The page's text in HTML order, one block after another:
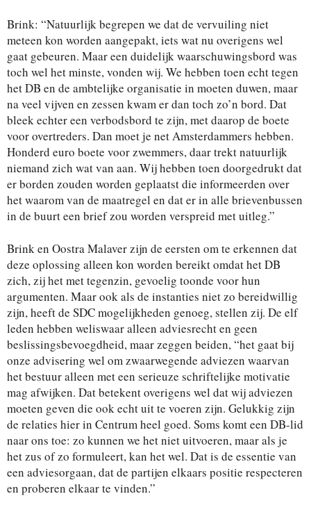
Brink: “Natuurlijk begrepen we dat de vervuiling niet
meteen kon worden aangepakt, iets wat nu overigens wel
gaat gebeuren. Maar een duidelijk waarschuwingsbord was
toch wel het minste, vonden wij. We hebben toen echt tegen
het DB en de ambtelijke organisatie in moeten duwen, maar
na veel vijven en zessen kwam er dan toch zo’n bord. Dat
bleek echter een verbodsbord te zijn, met daarop de boete
voor overtreders. Dan moet je net Amsterdammers hebben.
Honderd euro boete voor zwemmers, daar trekt natuurlijk
niemand zich wat van aan. Wij hebben toen doorgedrukt dat
er borden zouden worden geplaatst die informeerden over
het waarom van de maatregel en dat er in alle brievenbussen
in de buurt een brief zou worden verspreid met uitleg.”
Brink en Oostra Malaver zijn de eersten om te erkennen dat
deze oplossing alleen kon worden bereikt omdat het DB
zich, zij het met tegenzin, gevoelig toonde voor hun
argumenten. Maar ook als de instanties niet zo bereidwillig
zijn, heeft de SDC mogelijkheden genoeg, stellen zij. De elf
leden hebben weliswaar alleen adviesrecht en geen
beslissingsbevoegdheid, maar zeggen beiden, “het gaat bij
onze advisering wel om zwaarwegende adviezen waarvan
het bestuur alleen met een serieuze schriftelijke motivatie
mag afwijken. Dat betekent overigens wel dat wij adviezen
moeten geven die ook echt uit te voeren zijn. Gelukkig zijn
de relaties hier in Centrum heel goed. Soms komt een DB-lid
naar ons toe: zo kunnen we het niet uitvoeren, maar als je
het zus of zo formuleert, kan het wel. Dat is de essentie van
een adviesorgaan, dat de partijen elkaars positie respecteren
en proberen elkaar te vinden.”